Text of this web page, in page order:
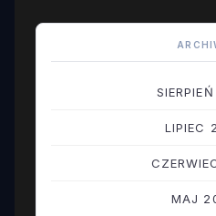
LIPIEC
MAJ